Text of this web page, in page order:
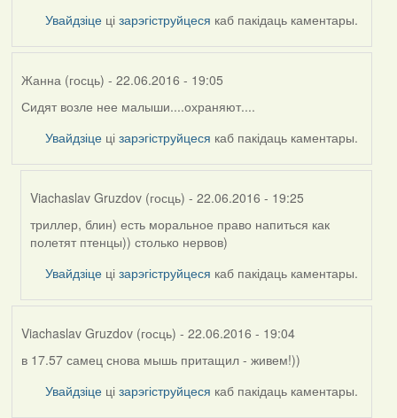
Увайдзіце цізарэгіструйцеся каб пакідаць каментары.
Жанна (госць) - 22.06.2016 - 19:05
Сидят возле нее малыши....охраняют....
Увайдзіце цізарэгіструйцеся каб пакідаць каментары.
Viachaslav Gruzdov (госць) - 22.06.2016 - 19:25
In
reply
Жанна
триллер, блин) есть моральное право напиться как
полетят птенцы)) столько нервов)
Увайдзіце цізарэгіструйцеся каб пакідаць каментары.
Viachaslav Gruzdov (госць) - 22.06.2016 - 19:04
в 17.57 самец снова мышь притащил - живем!))
Увайдзіце цізарэгіструйцеся каб пакідаць каментары.